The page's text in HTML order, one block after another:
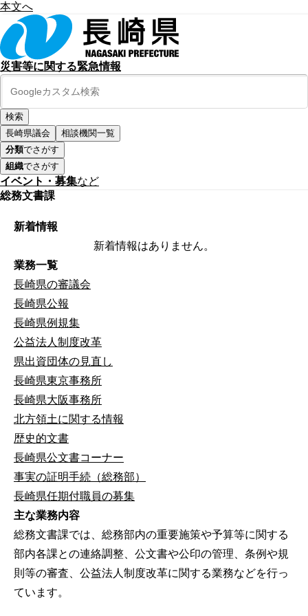
本文へ
災害等に関する緊急情報
長崎県議会
相談機関一覧
分類でさがす
組織でさがす
イベント・募集など
総務文書課
新着情報
新着情報はありません。
業務一覧
長崎県の審議会
長崎県公報
長崎県例規集
公益法人制度改革
県出資団体の見直し
長崎県東京事務所
長崎県大阪事務所
北方領土に関する情報
歴史的文書
長崎県公文書コーナー
事実の証明手続（総務部）
長崎県任期付職員の募集
主な業務内容
総務文書課では、総務部内の重要施策や予算等に関する
部内各課との連絡調整、公文書や公印の管理、条例や規
則等の審査、公益法人制度改革に関する業務などを行っ
ています。